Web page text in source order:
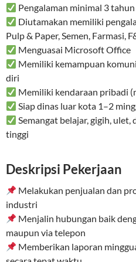
Pengalaman minimal 3
Diutamakan memiliki
Pulp & Paper, Semen, Farmasi,
Menguasai Microsoft Office
Memiliki kemampuan
diri
Memiliki kendaraan pribadi
Siap dinas luar kota 1–2
Semangat belajar, gigih,
tinggi
Deskripsi Pekerjaan
Melakukan penjualan dan
industri
Menjalin hubungan baik
maupun via telepon
Memberikan laporan